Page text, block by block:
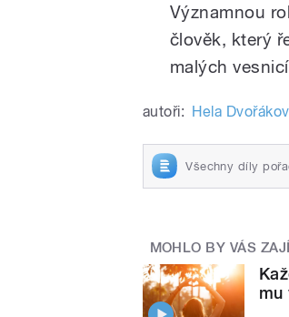
Významnou
člověk, který
malých
autoři: Hela
Všechny díly
MOHLO BY VÁS
mu